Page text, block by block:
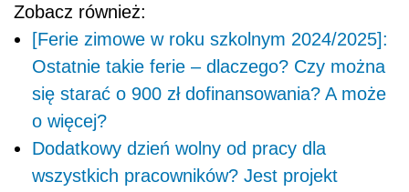
Zobacz również:
[Ferie zimowe w roku szkolnym 2024/2025]:
Ostatnie takie ferie – dlaczego? Czy można
się starać o 900 zł dofinansowania? A może
o więcej?
Dodatkowy dzień wolny od pracy dla
wszystkich pracowników? Jest projekt